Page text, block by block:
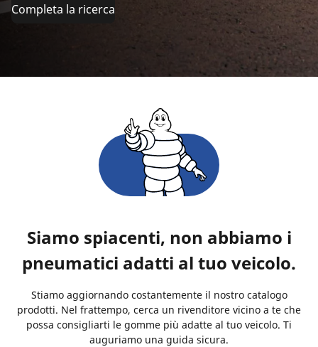
Completa la ricerca
Siamo spiacenti, non abbiamo i
pneumatici adatti al tuo veicolo.
Stiamo aggiornando costantemente il nostro catalogo
prodotti. Nel frattempo, cerca un rivenditore vicino a te che
possa consigliarti le gomme più adatte al tuo veicolo. Ti
auguriamo una guida sicura.